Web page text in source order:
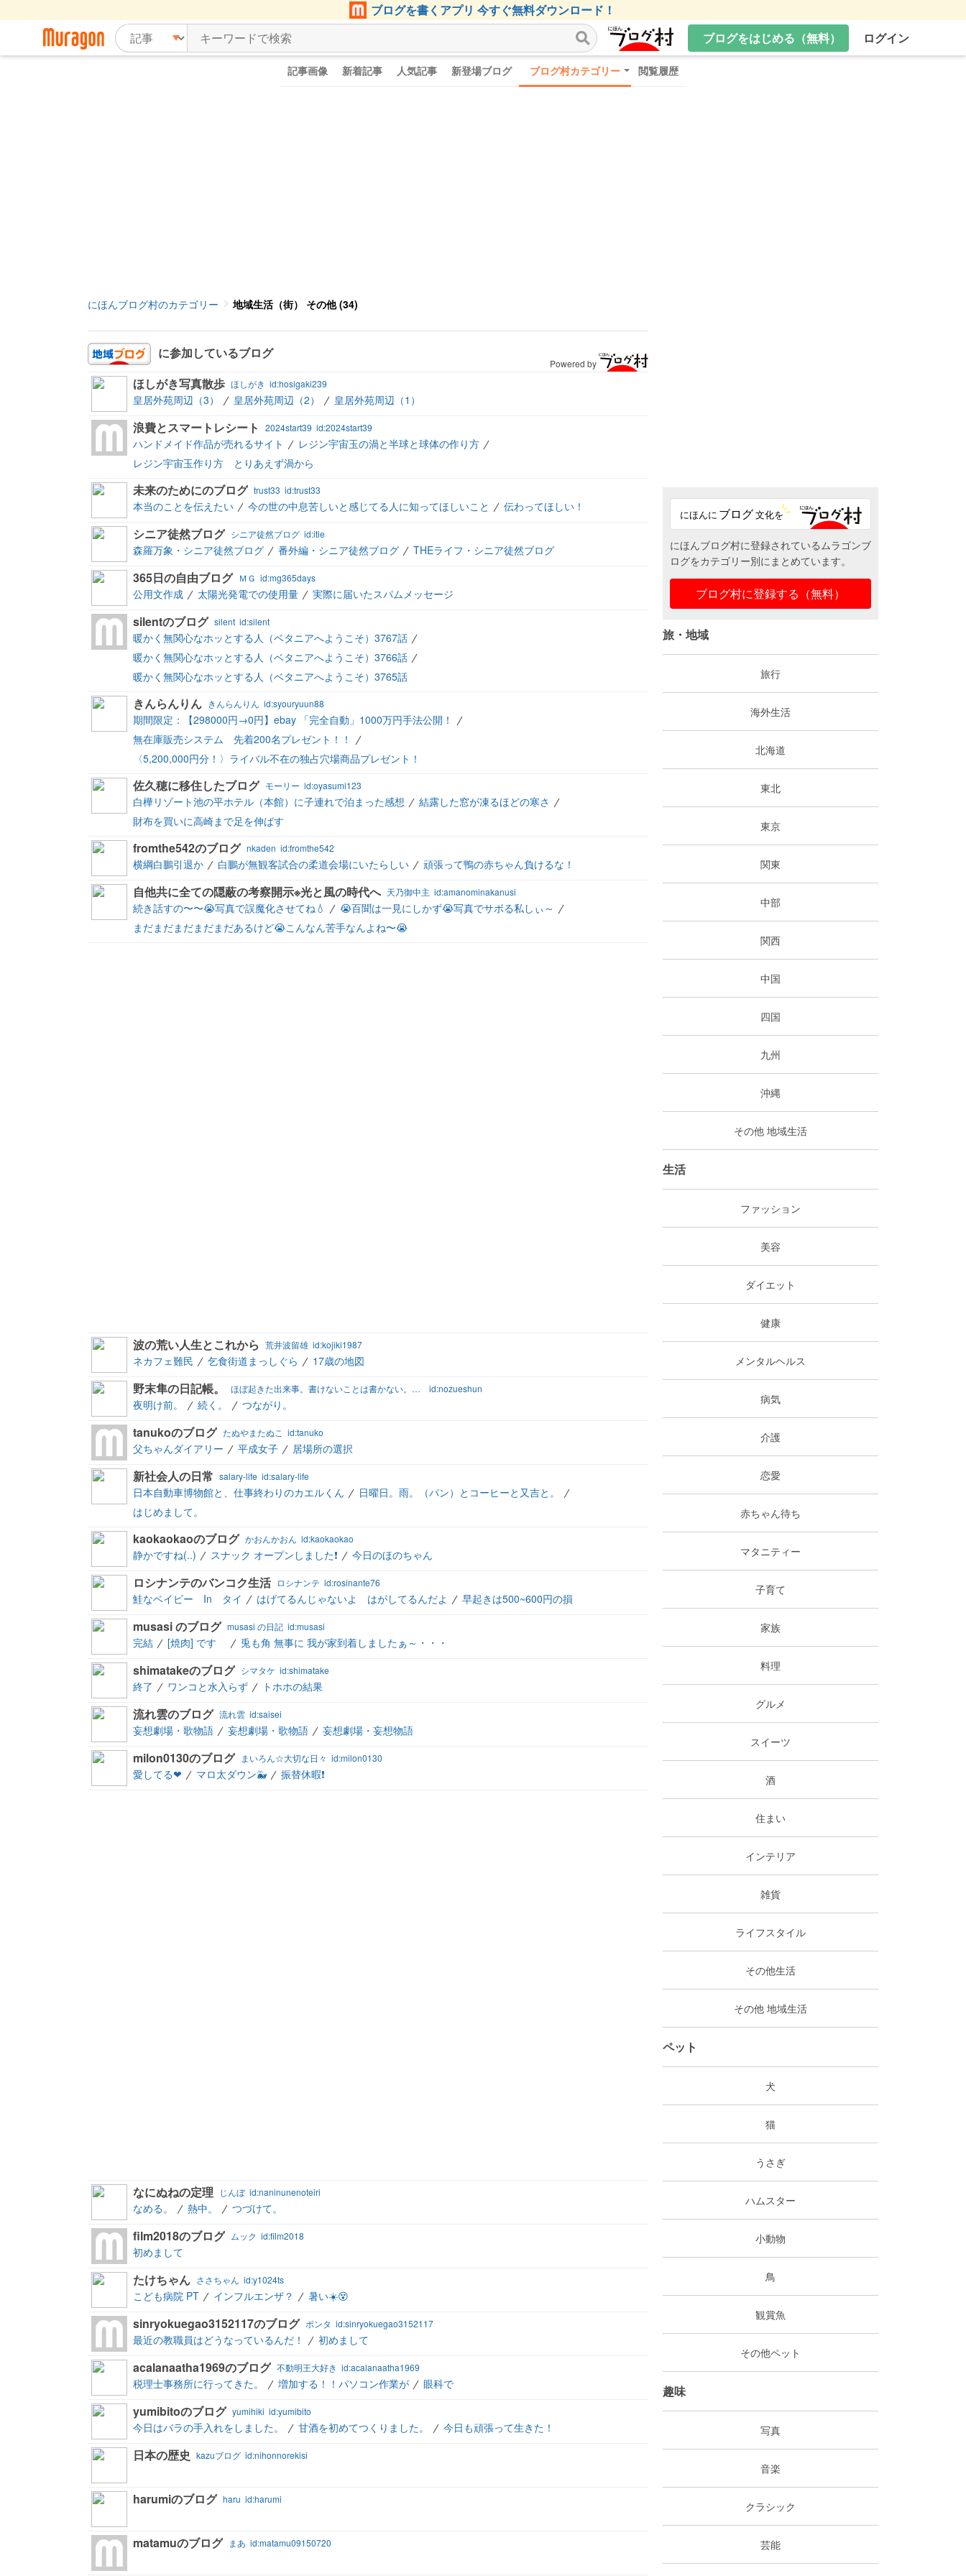
ブログを書くアプリ 今すぐ無料ダウンロード！
ブログをはじめる（無料）
ログイン
記事画像 新着記事 人気記事 新登場ブログ ブログ村カテゴリー 閲覧履歴
にほんブログ村のカテゴリー 地域生活（街） その他 (34)
に参加しているブログ
Powered by
ほしがき写真散歩 ほしがき id:hosigaki239
皇居外苑周辺（3） 皇居外苑周辺（2） 皇居外苑周辺（1）
浪費とスマートレシート 2024start39 id:2024start39
ハンドメイド作品が売れるサイト
レジン宇宙玉の渦と半球と球体の作り方
レジン宇宙玉作り方 とりあえず渦から
未来のためにのブログ trust33 id:trust33
本当のことを伝えたい 今の世の中息苦しいと感じてる人に知ってほしいこと 伝わってほしい！
シニア徒然ブログ シニア徒然ブログ id:itie
森羅万象・シニア徒然ブログ 番外編・シニア徒然ブログ THEライフ・シニア徒然ブログ
365日の自由ブログ ＭＧ id:mg365days
公用文作成 太陽光発電での使用量 実際に届いたスパムメッセージ
silentのブログ silent id:silent
暖かく無関心なホッとする人（ベタニアへようこそ）3767話
暖かく無関心なホッとする人（ベタニアへようこそ）3766話
暖かく無関心なホッとする人（ベタニアへようこそ）3765話
きんらんりん きんらんりん id:syouryuun88
期間限定：【298000円→0円】ebay 「完全自動」1000万円手法公開！
無在庫販売システム 先着200名プレゼント！！
〈5,200,000円分！〉ライバル不在の独占穴場商品プレゼント！
佐久穂に移住したブログ モーリー id:oyasumi123
白樺リゾート池の平ホテル（本館）に子連れで泊まった感想
結露した窓が凍るほどの寒さ
財布を買いに高崎まで足を伸ばす
fromthe542のブログ nkaden id:fromthe542
横綱白鵬引退か 白鵬が無観客試合の柔道会場にいたらしい 頑張って鴨の赤ちゃん負けるな！
自他共に全ての隠蔽の考察開示※光と風の時代へ 天乃御中主 id:amanominakanusi
続き話すの〜〜😭写真で誤魔化させてね💧
😭百聞は一見にしかず😭写真でサボる私しぃ～
まだまだまだまだまだあるけど😭こんなん苦手なんよね〜😭
波の荒い人生とこれから 荒井波留雄 id:kojiki1987
ネカフェ難民 乞食街道まっしぐら 17歳の地図
野末隼の日記帳。 ほぼ起きた出来事。書けないことは書かない。書きたいことを書く。 id:nozueshun
夜明け前。 続く。 つながり。
tanukoのブログ たぬやまたぬこ id:tanuko
父ちゃんダイアリー 平成女子 居場所の選択
新社会人の日常 salary-life id:salary-life
日本自動車博物館と、仕事終わりのカエルくん
日曜日。雨。（パン）とコーヒーと又吉と。
はじめまして。
kaokaokaoのブログ かおんかおん id:kaokaokao
静かですね(..) スナック オープンしました❗ 今日のほのちゃん
ロシナンテのバンコク生活 ロシナンテ id:rosinante76
鮭なベイビー In タイ はげてるんじゃないよ はがしてるんだよ 早起きは500~600円の損
musasi のブログ musasi の日記 id:musasi
完結 [焼肉] です 兎も角 無事に 我が家到着しましたぁ～・・・
shimatakeのブログ シマタケ id:shimatake
終了 ワンコと水入らず トホホの結果
流れ雲のブログ 流れ雲 id:saisei
妄想劇場・歌物語 妄想劇場・歌物語 妄想劇場・妄想物語
milon0130のブログ まいろん☆大切な日々 id:milon0130
愛してる❤ マロ太ダウン🐳 振替休暇❗️
なにぬねの定理 じんぼ id:naninunenoteiri
なめる。 熱中。 つづけて。
film2018のブログ ムック id:film2018
初めまして
たけちゃん ささちゃん id:y1024ts
こども病院 PT インフルエンザ？ 暑い☀️😵
sinryokuegao3152117のブログ ポンタ id:sinryokuegao3152117
最近の教職員はどうなっているんだ！ 初めまして
acalanaatha1969のブログ 不動明王大好き id:acalanaatha1969
税理士事務所に行ってきた。 増加する！！パソコン作業が 眼科で
yumibitoのブログ yumihiki id:yumibito
今日はバラの手入れをしました。 甘酒を初めてつくりました。 今日も頑張って生きた！
日本の歴史 kazuブログ id:nihonnorekisi
harumiのブログ haru id:harumi
matamuのブログ まあ id:matamu09150720
にほんブログ村に登録されているムラゴンブ
ログをカテゴリー別にまとめています。
ブログ村に登録する（無料）
旅・地域
旅行
海外生活
北海道
東北
東京
関東
中部
関西
中国
四国
九州
沖縄
その他 地域生活
生活
ファッション
美容
ダイエット
健康
メンタルヘルス
病気
介護
恋愛
赤ちゃん待ち
マタニティー
子育て
家族
料理
グルメ
スイーツ
酒
住まい
インテリア
雑貨
ライフスタイル
その他生活
その他 地域生活
ペット
犬
猫
うさぎ
ハムスター
小動物
鳥
観賞魚
その他ペット
趣味
写真
音楽
クラシック
芸能